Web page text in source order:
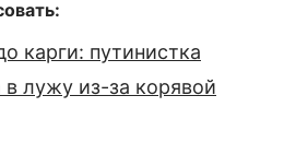
карги: путинистка
лужу из-за корявой